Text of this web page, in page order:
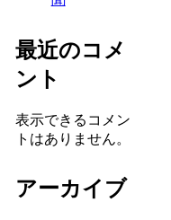
最近のコメ
ント
表示できるコメン
トはありません。
アーカイブ